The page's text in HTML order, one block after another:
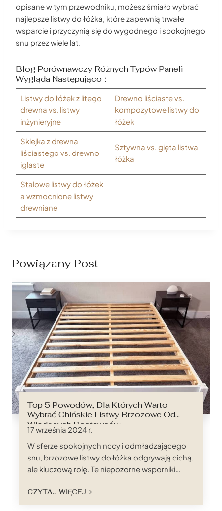
opisane w tym przewodniku, możesz śmiało wybrać
najlepsze listwy do łóżka, które zapewnią trwałe
wsparcie i przyczynią się do wygodnego i spokojnego
snu przez wiele lat.
Blog Porównawczy Różnych Typów Paneli
Wygląda Następująco：
Listwy do łóżek z litego
drewna vs. listwy
inżynieryjne
Drewno liściaste vs.
kompozytowe listwy do
łóżek
Sklejka z drewna
liściastego vs. drewno
iglaste
Sztywna vs. gięta listwa
łóżka
Stalowe listwy do łóżek
a wzmocnione listwy
drewniane
Powiązany Post
Top 5 Powodów, Dla Których Warto
Wybrać Chińskie Listwy Brzozowe Od
Wiodących Dostawców
17 września 2024 r.
W sferze spokojnych nocy i odmładzającego
snu, brzozowe listwy do łóżka odgrywają cichą,
ale kluczową rolę. Te niepozorne wsporniki
zapewniając prawidłowe rozłożenie ciężaru,
wentylację i ogólną jakość snu. A jeśli chodzi o
CZYTAJ WIĘCEJ